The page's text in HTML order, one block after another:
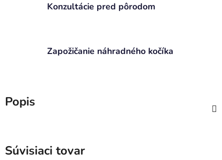
Konzultácie pred pôrodom
Zapožičanie náhradného kočíka
Popis
Súvisiaci tovar